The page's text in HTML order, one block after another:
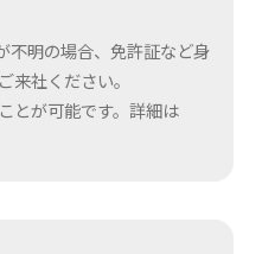
不明の場合、免許証など身
来社ください。
とが可能です。詳細は